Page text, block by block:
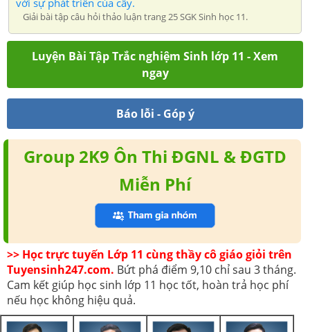
với sự phát triển của cây.
Giải bài tập câu hỏi thảo luận trang 25 SGK Sinh học 11.
Luyện Bài Tập Trắc nghiệm Sinh lớp 11 - Xem
ngay
Báo lỗi - Góp ý
Group 2K9 Ôn Thi ĐGNL & ĐGTD
Miễn Phí
>> Học trực tuyến Lớp 11 cùng thầy cô giáo giỏi trên
Tuyensinh247.com. Bứt phá điểm 9,10 chỉ sau 3 tháng.
Cam kết giúp học sinh lớp 11 học tốt, hoàn trả học phí
nếu học không hiệu quả.